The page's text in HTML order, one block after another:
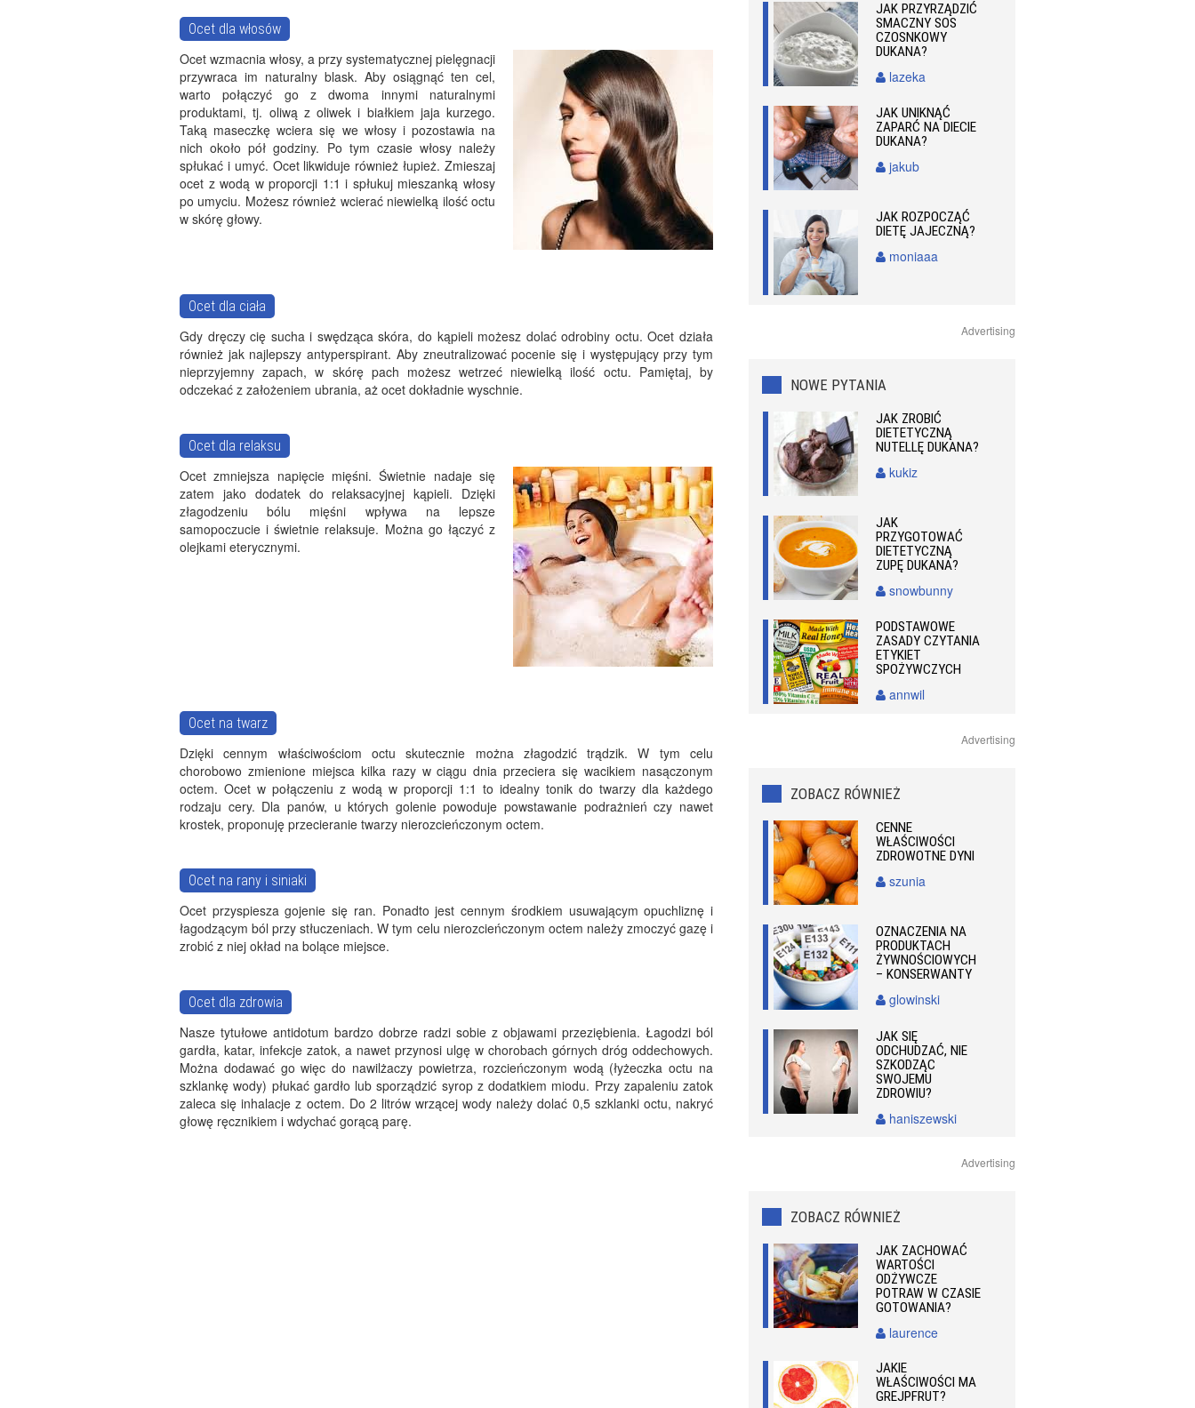
Ocet dla włosów
Ocet wzmacnia włosy, a przy systematycznej pielęgnacji
przywraca im naturalny blask. Aby osiągnąć ten cel,
warto połączyć go z dwoma innymi naturalnymi
produktami, tj. oliwą z oliwek i białkiem jaja kurzego.
Taką maseczkę wciera się we włosy i pozostawia na
nich około pół godziny. Po tym czasie włosy należy
spłukać i umyć. Ocet likwiduje również łupież. Zmieszaj
ocet z wodą w proporcji 1:1 i spłukuj mieszanką włosy
po umyciu. Możesz również wcierać niewielką ilość octu
w skórę głowy.
Ocet dla ciała
Gdy dręczy cię sucha i swędząca skóra, do kąpieli możesz dolać odrobiny octu. Ocet działa
również jak najlepszy antyperspirant. Aby zneutralizować pocenie się i występujący przy tym
nieprzyjemny zapach, w skórę pach możesz wetrzeć niewielką ilość octu. Pamiętaj, by
odczekać z założeniem ubrania, aż ocet dokładnie wyschnie.
Ocet dla relaksu
Ocet zmniejsza napięcie mięśni. Świetnie nadaje się
zatem jako dodatek do relaksacyjnej kąpieli. Dzięki
złagodzeniu bólu mięśni wpływa na lepsze
samopoczucie i świetnie relaksuje. Można go łączyć z
olejkami eterycznymi.
Ocet na twarz
Dzięki cennym właściwościom octu skutecznie można złagodzić trądzik. W tym celu
chorobowo zmienione miejsca kilka razy w ciągu dnia przeciera się wacikiem nasączonym
octem. Ocet w połączeniu z wodą w proporcji 1:1 to idealny tonik do twarzy dla każdego
rodzaju cery. Dla panów, u których golenie powoduje powstawanie podrażnień czy nawet
krostek, proponuję przecieranie twarzy nierozcieńczonym octem.
Ocet na rany i siniaki
Ocet przyspiesza gojenie się ran. Ponadto jest cennym środkiem usuwającym opuchliznę i
łagodzącym ból przy stłuczeniach. W tym celu nierozcieńczonym octem należy zmoczyć gazę i
zrobić z niej okład na bolące miejsce.
Ocet dla zdrowia
Nasze tytułowe antidotum bardzo dobrze radzi sobie z objawami przeziębienia. Łagodzi ból
gardła, katar, infekcje zatok, a nawet przynosi ulgę w chorobach górnych dróg oddechowych.
Można dodawać go więc do nawilżaczy powietrza, rozcieńczonym wodą (łyżeczka octu na
szklankę wody) płukać gardło lub sporządzić syrop z dodatkiem miodu. Przy zapaleniu zatok
zaleca się inhalacje z octem. Do 2 litrów wrzącej wody należy dolać 0,5 szklanki octu, nakryć
głowę ręcznikiem i wdychać gorącą parę.
JAK PRZYRZĄDZIĆ
SMACZNY SOS
CZOSNKOWY
DUKANA?
lazeka
JAK UNIKNĄĆ
ZAPARĆ NA DIECIE
DUKANA?
jakub
JAK ROZPOCZĄĆ
DIETĘ JAJECZNĄ?
moniaaa
Advertising
NOWE PYTANIA
JAK ZROBIĆ
DIETETYCZNĄ
NUTELLĘ DUKANA?
kukiz
JAK
PRZYGOTOWAĆ
DIETETYCZNĄ
ZUPĘ DUKANA?
snowbunny
PODSTAWOWE
ZASADY CZYTANIA
ETYKIET
SPOŻYWCZYCH
annwil
Advertising
ZOBACZ RÓWNIEŻ
CENNE
WŁAŚCIWOŚCI
ZDROWOTNE DYNI
szunia
OZNACZENIA NA
PRODUKTACH
ŻYWNOŚCIOWYCH
– KONSERWANTY
glowinski
JAK SIĘ
ODCHUDZAĆ, NIE
SZKODZĄC
SWOJEMU
ZDROWIU?
haniszewski
Advertising
ZOBACZ RÓWNIEŻ
JAK ZACHOWAĆ
WARTOŚCI
ODŻYWCZE
POTRAW W CZASIE
GOTOWANIA?
laurence
JAKIE
WŁAŚCIWOŚCI MA
GREJPFRUT?